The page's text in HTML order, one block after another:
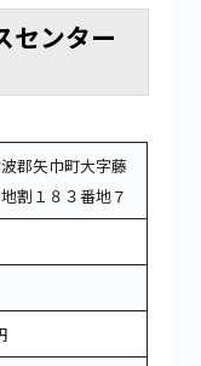
センター
郡矢巾町大字藤
割１８３番地７